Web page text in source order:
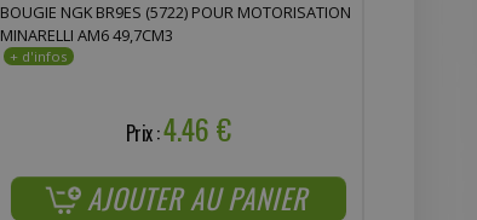
BOUGIE NGK BR9ES (5722) POUR MOTORISATION
MINARELLI AM6 49,7CM3
Prix :4.46 €
AJOUTER AU PANIER